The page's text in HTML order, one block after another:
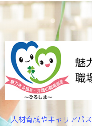
人材育成やキャリアパ